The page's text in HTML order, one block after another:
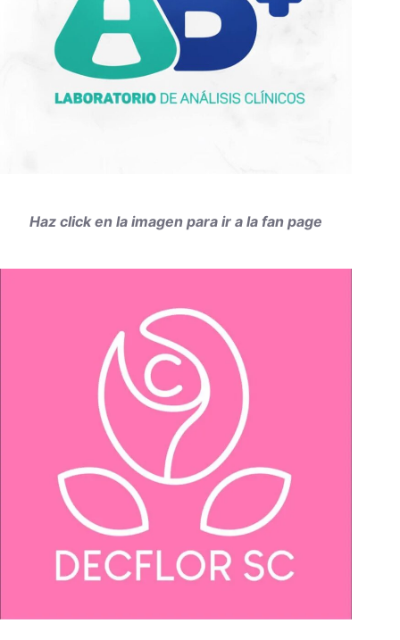
Haz click en la imagen para ir a la fan page